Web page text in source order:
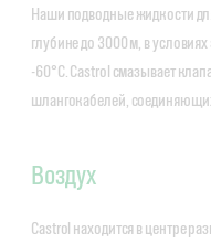
Наши подводные жидкости
глубине до 3000 м, в
-60°C. Castrol смазывает
шлангокабелей,
Воздух
Castrol находится в центре